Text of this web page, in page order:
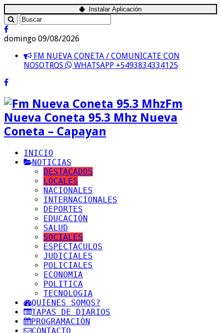
Instalar Aplicación
domingo 09/08/2026
FM NUEVA CONETA / COMUNICATE CON
NOSOTROS
WHATSAPP +5493834334125
Fm
Nueva Coneta 95.3 Mhz Nueva
Coneta – Capayan
INICIO
NOTICIAS
DESTACADOS
LOCALES
NACIONALES
INTERNACIONALES
DEPORTES
EDUCACIÓN
SALUD
SOCIALES
ESPECTACULOS
JUDICIALES
POLICIALES
ECONOMIA
POLITICA
TECNOLOGIA
QUIENES SOMOS?
TAPAS DE DIARIOS
PROGRAMACIÓN
CONTACTO